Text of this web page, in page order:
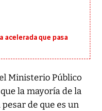
acelerada que pasa
Ministerio Público
la mayoría de la
de que es un